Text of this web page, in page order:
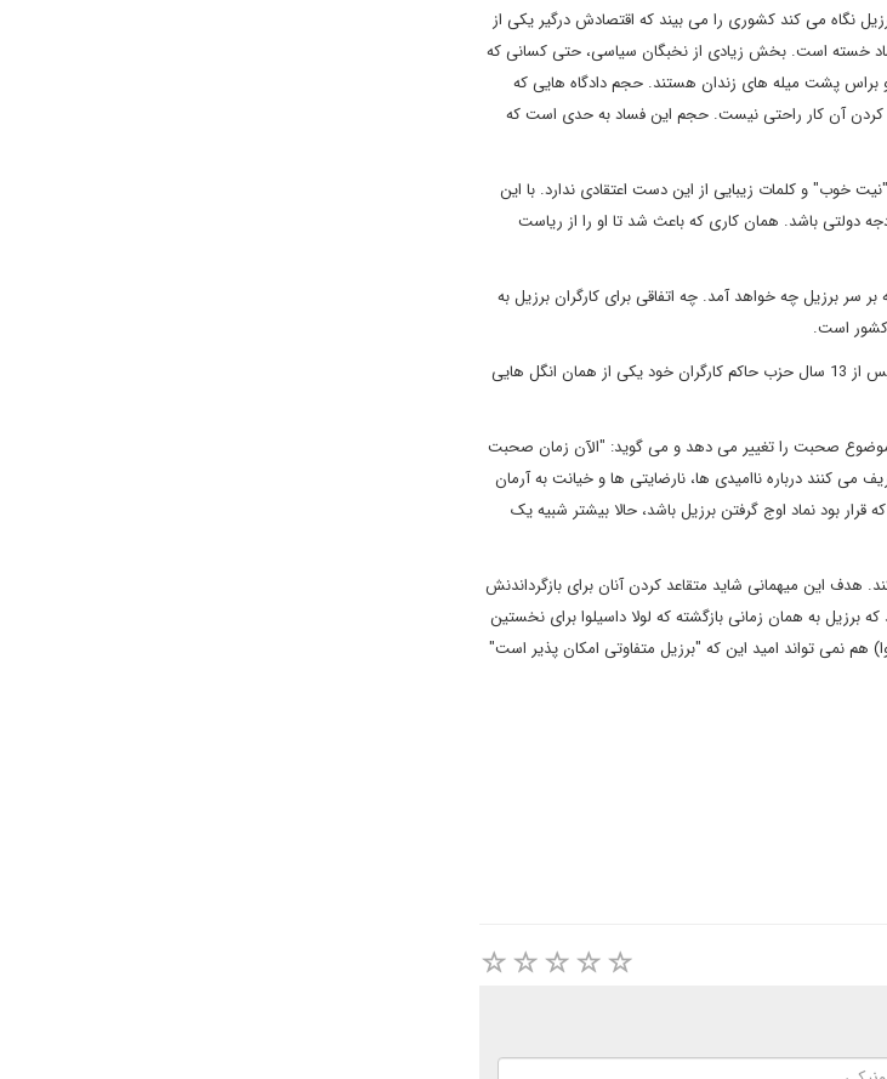
نگاه می کند کشوری را می بیند که اقتصادش درگیر یکی از
خسته است. بخش زیادی از نخبگان سیاسی، حتی کسانی که
براس پشت میله های زندان هستند. حجم دادگاه هایی که
کردن آن کار راحتی نیست. حجم این فساد به حدی است که
خوب" و کلمات زیبایی از این دست اعتقادی ندارد. با این
دولتی باشد. همان کاری که باعث شد تا او را از ریاست
برزیل چه خواهد آمد. چه اتفاقی برای کارگران برزیل به
کشور است.
زمانی که این حزب به پیروزی رسید بسیاری امیدوار شدند که همه چیز تغییر خواهد کرد. اما امروز پس از 13 سال حزب حاکم کارگران خود یکی از همان انگل هایی
صحبت را تغییر می دهد و می گوید: "الآن زمان صحبت
کنند درباره ناامیدی ها، نارضایتی ها و خیانت به آرمان
بود نماد اوج گرفتن برزیل باشد، حالا بیشتر شبیه یک
این میهمانی شاید متقاعد کردن آنان برای بازگرداندنش
به نظر می رسد که برزیل به همان زمانی بازگشته که لولا داسیلوا برای نخستین
هم نمی تواند امید این که "برزیل متفاوتی امکان پذیر است"